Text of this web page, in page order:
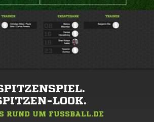
LOOK.
RUND UM FUSSBALL.DE